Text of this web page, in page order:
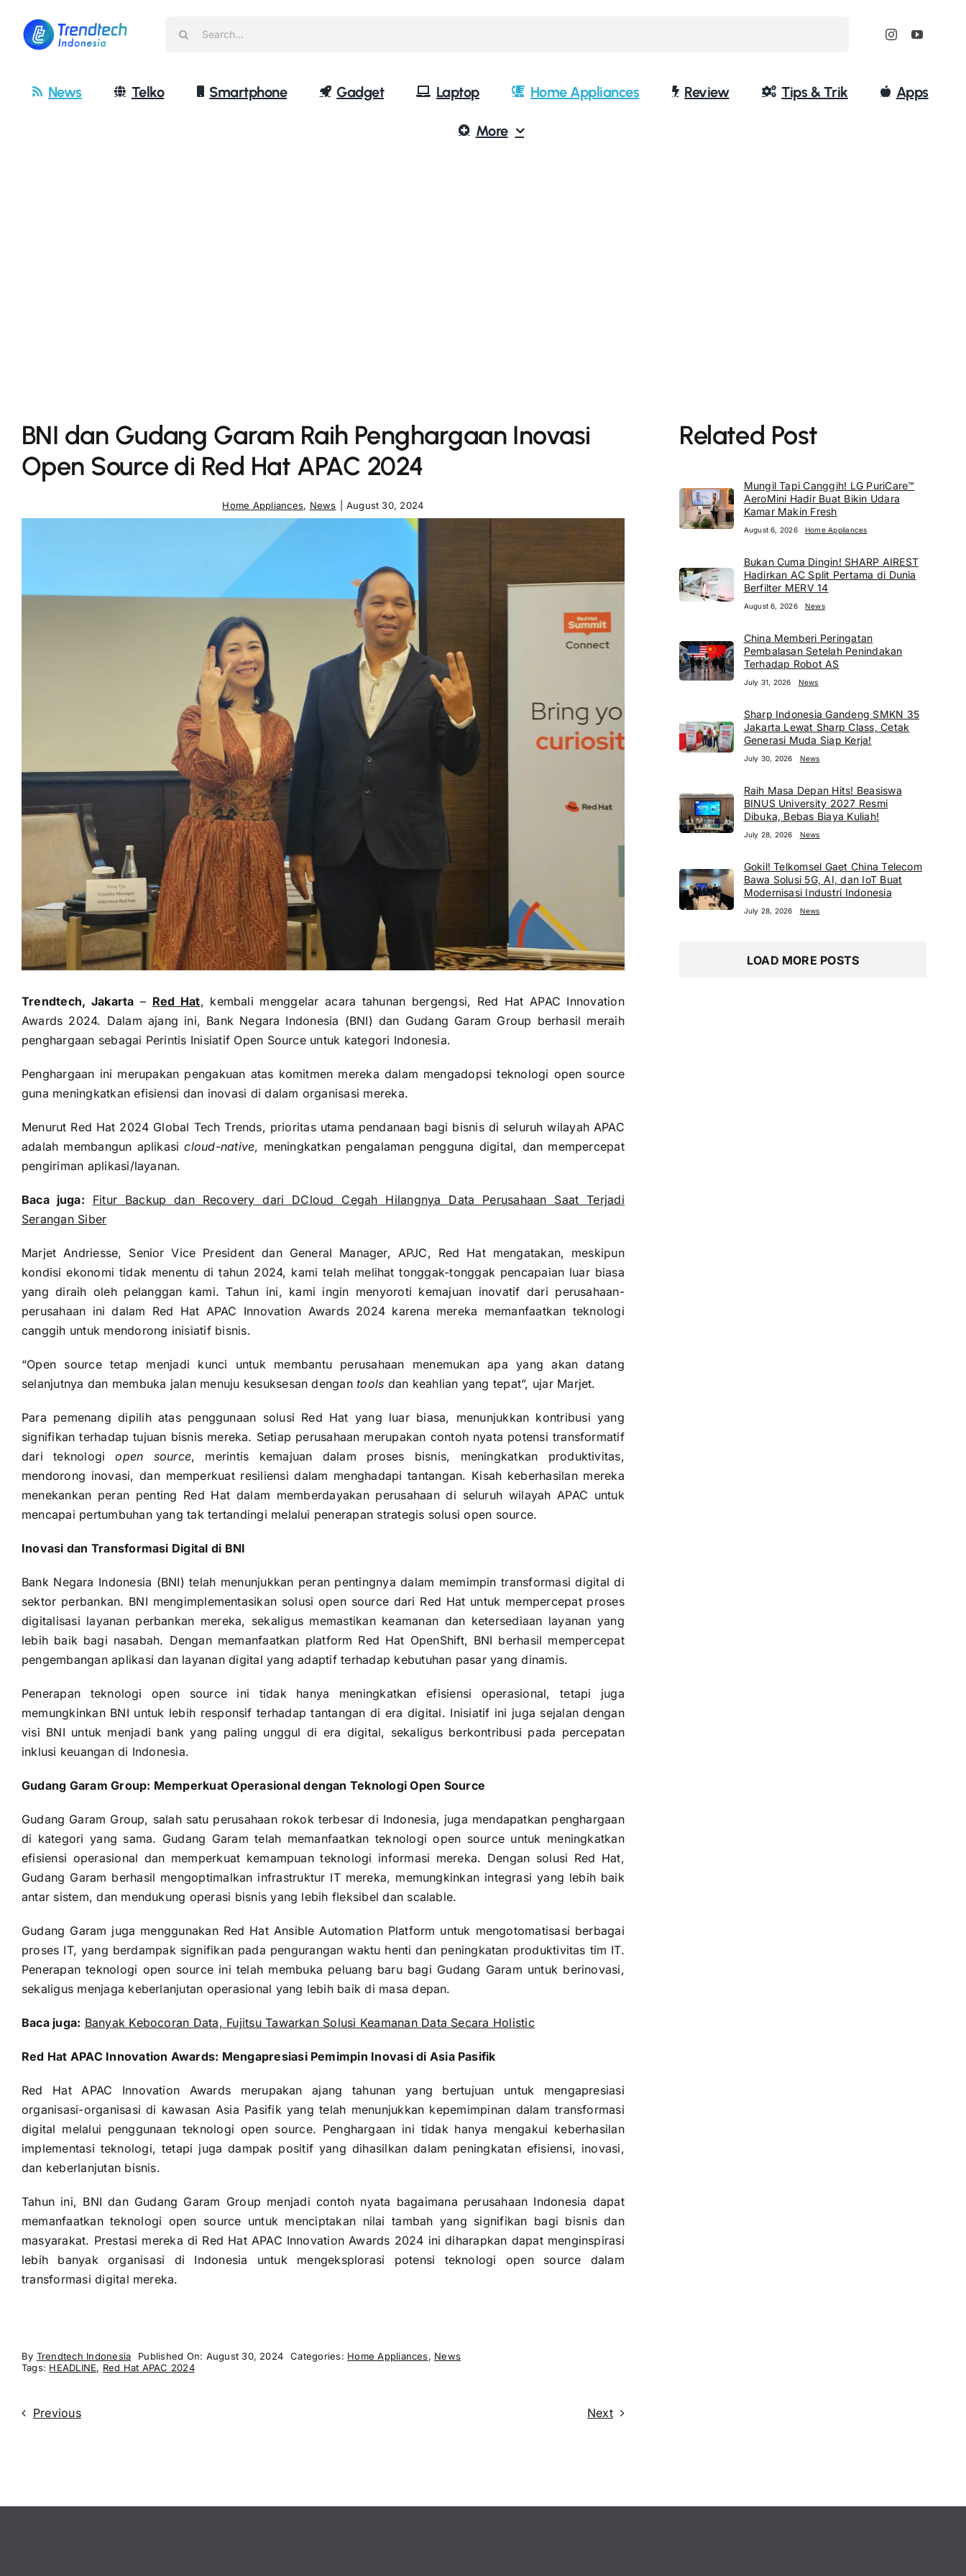
content
News Telko Smartphone Gadget Laptop Home Appliances Review Tips & Trik Apps
More
BNI dan Gudang Garam Raih Penghargaan Inovasi
Open Source di Red Hat APAC 2024
Home Appliances, News August 30, 2024
Trendtech, Jakarta – Red Hat, kembali menggelar acara tahunan bergengsi, Red Hat APAC Innovation
Awards 2024. Dalam ajang ini, Bank Negara Indonesia (BNI) dan Gudang Garam Group berhasil meraih
penghargaan sebagai Perintis Inisiatif Open Source untuk kategori Indonesia.
Penghargaan ini merupakan pengakuan atas komitmen mereka dalam mengadopsi teknologi open source
guna meningkatkan efisiensi dan inovasi di dalam organisasi mereka.
Menurut Red Hat 2024 Global Tech Trends, prioritas utama pendanaan bagi bisnis di seluruh wilayah APAC
adalah membangun aplikasicloud-native, meningkatkan pengalaman pengguna digital, dan mempercepat
pengiriman aplikasi/layanan.
Baca juga:
Fitur Backup dan Recovery dari DCloud Cegah Hilangnya Data Perusahaan Saat Terjadi
Serangan Siber
Marjet Andriesse, Senior Vice President dan General Manager, APJC, Red Hat mengatakan, meskipun
kondisi ekonomi tidak menentu di tahun 2024, kami telah melihat tonggak-tonggak pencapaian luar biasa
yang diraih oleh pelanggan kami. Tahun ini, kami ingin menyoroti kemajuan inovatif dari perusahaan-
perusahaan ini dalam Red Hat APAC Innovation Awards 2024 karena mereka memanfaatkan teknologi
canggih untuk mendorong inisiatif bisnis.
“Open source tetap menjadi kunci untuk membantu perusahaan menemukan apa yang akan datang
selanjutnya dan membuka jalan menuju kesuksesan dengantools dan keahlian yang tepat”, ujar Marjet.
Para pemenang dipilih atas penggunaan solusi Red Hat yang luar biasa, menunjukkan kontribusi yang
signifikan terhadap tujuan bisnis mereka. Setiap perusahaan merupakan contoh nyata potensi transformatif
dari teknologiopen source, merintis kemajuan dalam proses bisnis, meningkatkan produktivitas,
mendorong inovasi, dan memperkuat resiliensi dalam menghadapi tantangan. Kisah keberhasilan mereka
menekankan peran penting Red Hat dalam memberdayakan perusahaan di seluruh wilayah APAC untuk
mencapai pertumbuhan yang tak tertandingi melalui penerapan strategis solusi open source.
Inovasi dan Transformasi Digital di BNI
Bank Negara Indonesia (BNI) telah menunjukkan peran pentingnya dalam memimpin transformasi digital di
sektor perbankan. BNI mengimplementasikan solusi open source dari Red Hat untuk mempercepat proses
digitalisasi layanan perbankan mereka, sekaligus memastikan keamanan dan ketersediaan layanan yang
lebih baik bagi nasabah. Dengan memanfaatkan platform Red Hat OpenShift, BNI berhasil mempercepat
pengembangan aplikasi dan layanan digital yang adaptif terhadap kebutuhan pasar yang dinamis.
Penerapan teknologi open source ini tidak hanya meningkatkan efisiensi operasional, tetapi juga
memungkinkan BNI untuk lebih responsif terhadap tantangan di era digital. Inisiatif ini juga sejalan dengan
visi BNI untuk menjadi bank yang paling unggul di era digital, sekaligus berkontribusi pada percepatan
inklusi keuangan di Indonesia.
Gudang Garam Group: Memperkuat Operasional dengan Teknologi Open Source
Gudang Garam Group, salah satu perusahaan rokok terbesar di Indonesia, juga mendapatkan penghargaan
di kategori yang sama. Gudang Garam telah memanfaatkan teknologi open source untuk meningkatkan
efisiensi operasional dan memperkuat kemampuan teknologi informasi mereka. Dengan solusi Red Hat,
Gudang Garam berhasil mengoptimalkan infrastruktur IT mereka, memungkinkan integrasi yang lebih baik
antar sistem, dan mendukung operasi bisnis yang lebih fleksibel dan scalable.
Gudang Garam juga menggunakan Red Hat Ansible Automation Platform untuk mengotomatisasi berbagai
proses IT, yang berdampak signifikan pada pengurangan waktu henti dan peningkatan produktivitas tim IT.
Penerapan teknologi open source ini telah membuka peluang baru bagi Gudang Garam untuk berinovasi,
sekaligus menjaga keberlanjutan operasional yang lebih baik di masa depan.
Baca juga: Banyak Kebocoran Data, Fujitsu Tawarkan Solusi Keamanan Data Secara Holistic
Red Hat APAC Innovation Awards: Mengapresiasi Pemimpin Inovasi di Asia Pasifik
Red Hat APAC Innovation Awards merupakan ajang tahunan yang bertujuan untuk mengapresiasi
organisasi-organisasi di kawasan Asia Pasifik yang telah menunjukkan kepemimpinan dalam transformasi
digital melalui penggunaan teknologi open source. Penghargaan ini tidak hanya mengakui keberhasilan
implementasi teknologi, tetapi juga dampak positif yang dihasilkan dalam peningkatan efisiensi, inovasi,
dan keberlanjutan bisnis.
Tahun ini, BNI dan Gudang Garam Group menjadi contoh nyata bagaimana perusahaan Indonesia dapat
memanfaatkan teknologi open source untuk menciptakan nilai tambah yang signifikan bagi bisnis dan
masyarakat. Prestasi mereka di Red Hat APAC Innovation Awards 2024 ini diharapkan dapat menginspirasi
lebih banyak organisasi di Indonesia untuk mengeksplorasi potensi teknologi open source dalam
transformasi digital mereka.
By Trendtech Indonesia Published On: August 30, 2024 Categories: Home Appliances, News
Tags: HEADLINE, Red Hat APAC 2024
Previous Next
Related Post
Mungil Tapi Canggih! LG PuriCare™
AeroMini Hadir Buat Bikin Udara
Kamar Makin Fresh
August 6, 2026 Home Appliances
Bukan Cuma Dingin! SHARP AIREST
Hadirkan AC Split Pertama di Dunia
Berfilter MERV 14
August 6, 2026 News
China Memberi Peringatan
Pembalasan Setelah Penindakan
Terhadap Robot AS
July 31, 2026 News
Sharp Indonesia Gandeng SMKN 35
Jakarta Lewat Sharp Class, Cetak
Generasi Muda Siap Kerja!
July 30, 2026 News
Raih Masa Depan Hits! Beasiswa
BINUS University 2027 Resmi
Dibuka, Bebas Biaya Kuliah!
July 28, 2026 News
Gokil! Telkomsel Gaet China Telecom
Bawa Solusi 5G, AI, dan IoT Buat
Modernisasi Industri Indonesia
July 28, 2026 News
LOAD MORE POSTS